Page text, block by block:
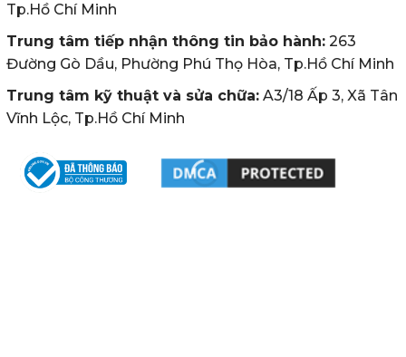
Tp.Hồ Chí Minh
Trung tâm tiếp nhận thông tin bảo hành: 263
Đường Gò Dầu, Phường Phú Thọ Hòa, Tp.Hồ Chí Minh
Trung tâm kỹ thuật và sửa chữa: A3/18 Ấp 3, Xã Tân
Vĩnh Lộc, Tp.Hồ Chí Minh